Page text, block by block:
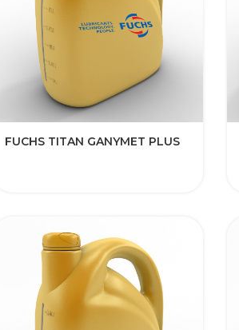
FUCHS TITAN GANYMET PLUS